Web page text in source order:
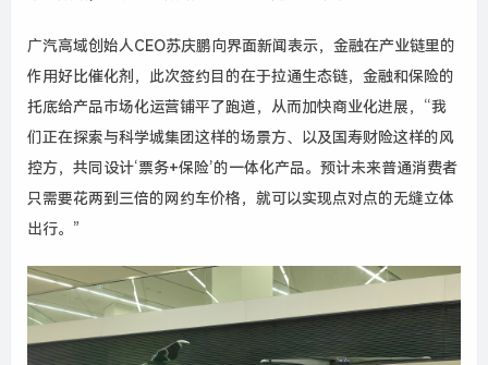
广汽高域创始人CEO苏庆鹏向界面新闻表示，金融在产业链里的
作用好比催化剂，此次签约目的在于拉通生态链，金融和保险的
托底给产品市场化运营铺平了跑道，从而加快商业化进展， “我
们正在探索与科学城集团这样的场景方、以及国寿财险这样的风
控方，共同设计‘票务+保险’的一体化产品。预计未来普通消费者
只需要花两到三倍的网约车价格，就可以实现点对点的无缝立体
出行。 ”